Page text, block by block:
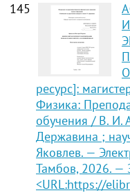
145
ресурс]:
Физика:
обучения / В. И.
Державина ;
Яковлев. —
Тамбов, 2026. —
<URL:https://